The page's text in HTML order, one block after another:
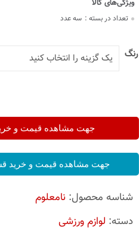
تعداد در بسته : سه عدد
رنگ
جهت مشاهده قیمت و
جهت مشاهده قیمت و خرید
شناسه محصول: نامعلوم
دسته: لوازم ورزشی